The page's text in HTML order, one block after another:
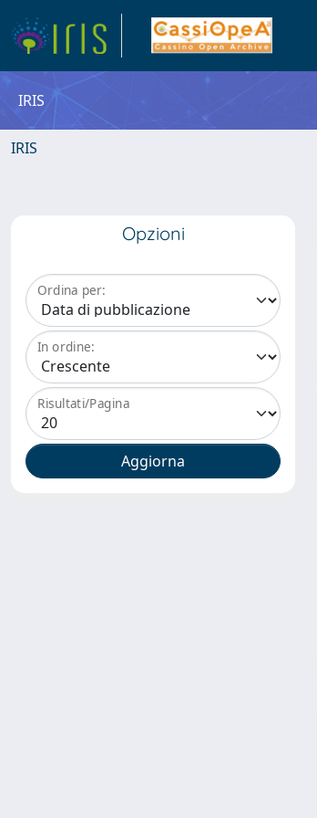
IRIS
IRIS
Opzioni
Ordina per:
In ordine:
Risultati/Pagina